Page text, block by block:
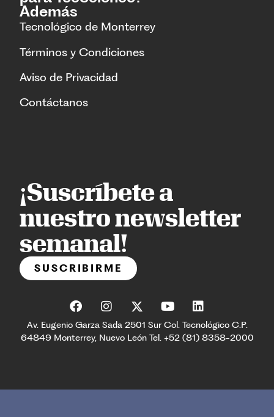
Además
Tecnológico de Monterrey
Términos y Condiciones
Aviso de Privacidad
Contáctanos
¡Suscríbete a
nuestro newsletter
semanal!
SUSCRIBIRME
Av. Eugenio Garza Sada 2501 Sur Col. Tecnológico C.P.
64849 Monterrey, Nuevo León Tel. +52 (81) 8358-2000